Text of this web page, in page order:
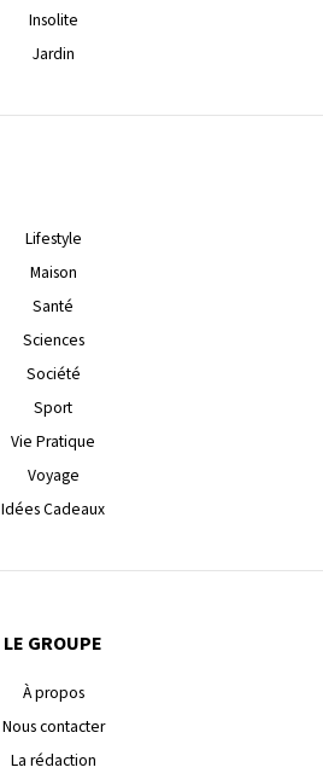
Insolite
Jardin
Lifestyle
Maison
Santé
Sciences
Société
Sport
Vie Pratique
Voyage
Idées Cadeaux
LE GROUPE
À propos
Nous contacter
La rédaction